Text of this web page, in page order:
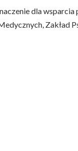
dla
Zakład